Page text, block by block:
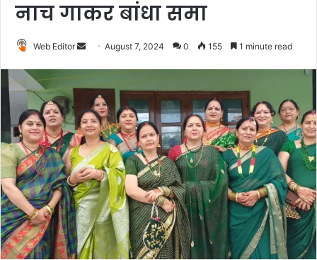
नाच गाकर बांधा समा
Web Editor
a
n
e
m
a
i
l
August 7, 2024 0 155 1 minute read